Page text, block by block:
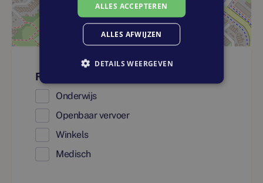
Faciliteiten
Onderwijs
Openbaar vervoer
Winkels
Medisch
ALLES ACCEPTEREN
ALLES AFWIJZEN
DETAILS WEERGEVEN